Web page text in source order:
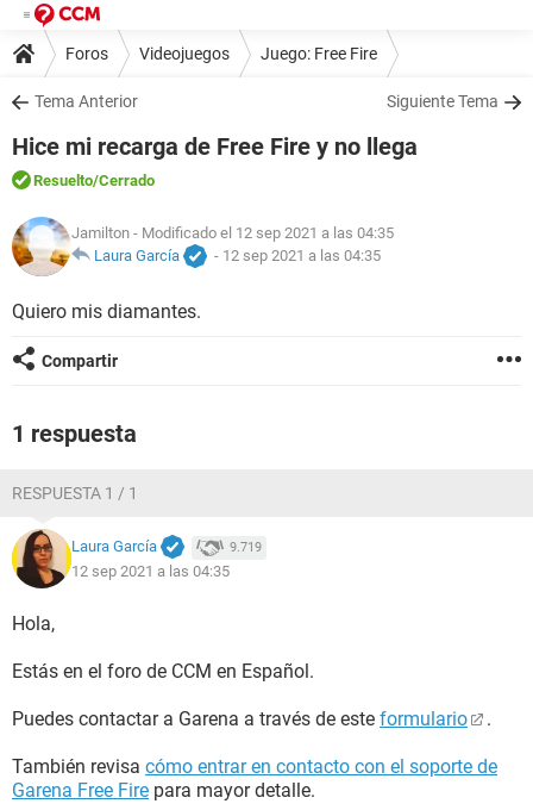
Foros Videojuegos Juego: Free Fire
Tema Anterior Siguiente Tema
Hice mi recarga de Free Fire y no llega
Resuelto/Cerrado
Jamilton - Modificado el 12 sep 2021 a las 04:35
Laura García
- 12 sep 2021 a las 04:35
Quiero mis diamantes.
Compartir
1 respuesta
RESPUESTA 1 / 1
Laura García 9.719
12 sep 2021 a las 04:35
Hola,
Estás en el foro de CCM en Español.
Puedes contactar a Garena a través de este formulario .
También revisa cómo entrar en contacto con el soporte de
Garena Free Fire para mayor detalle.